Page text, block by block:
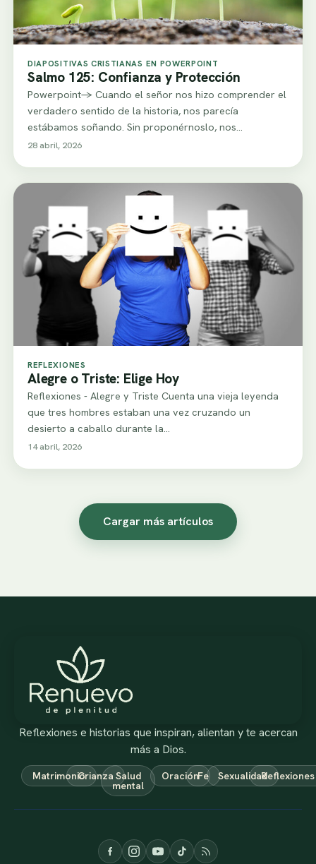
DIAPOSITIVAS CRISTIANAS EN POWERPOINT
Salmo 125: Confianza y Protección
Powerpoint-> Cuando el señor nos hizo comprender el
verdadero sentido de la historia, nos parecía
estábamos soñando. Sin proponérnoslo, nos
echábamos a…
28 abril, 2026
REFLEXIONES
Alegre o Triste: Elige Hoy
Reflexiones - Alegre y Triste Cuenta una vieja leyenda
que tres hombres estaban una vez cruzando un
desierto a caballo durante la…
14 abril, 2026
Cargar más artículos
Reflexiones e historias que inspiran, alientan y te acercan
más a Dios.
MatrimonioCrianza Salud
mental
OraciónFe SexualidadReflexiones